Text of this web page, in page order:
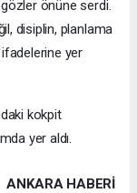
önüne serdi.
disiplin, planlama
yer
kokpit
yer aldı.
ANKARA HABERİ